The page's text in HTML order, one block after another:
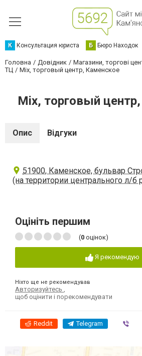
К Консультация юриста Б Бюро Находок
Головна Довідник Магазини, торгові
ТЦ
Mix, торговый центр, Каменское
Mix, торговый
Опис Відгуки
51900, Каменское, бульвар
(на территории центрального л/б
Оцініть першим
(0 оцінок)
Я рекомендую
Ніхто ще не рекомендував
Авторизуйтесь
щоб оцінити і порекомендувати
Reddit Telegram